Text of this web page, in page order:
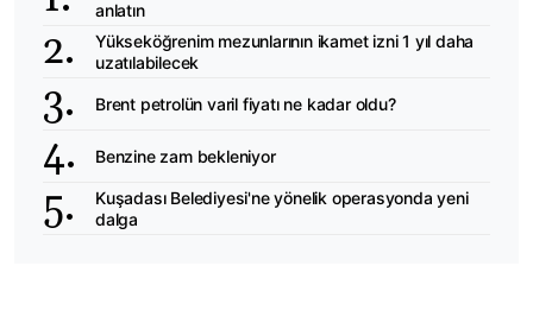
anlatın
Yükseköğrenim mezunlarının ikamet izni 1 yıl daha
uzatılabilecek
Brent petrolün varil fiyatı ne kadar oldu?
Benzine zam bekleniyor
Kuşadası Belediyesi'ne yönelik operasyonda yeni
dalga